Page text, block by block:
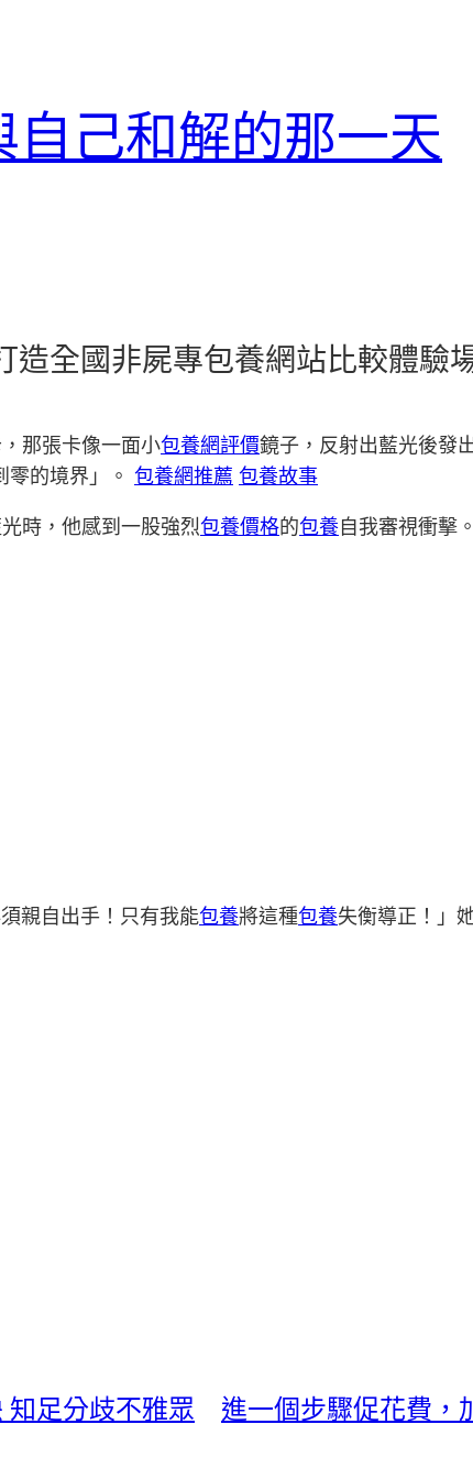
自己和解的那一天
造全國非屍專包養網站比較體驗
那張卡像一面小包養網評價鏡子，反射出藍光後發
零的境界」。 包養網推薦 包養故事
時，他感到一股強烈包養價格的包養自我審視衝擊。
須親自出手！只有我能包養將這種包養失衡導正！」
足分歧不雅眾
進一個步驟促花費，